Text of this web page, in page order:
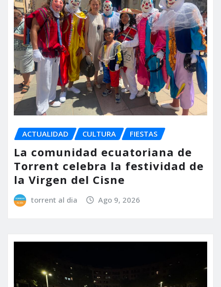
ACTUALIDAD CULTURA FIESTAS
La comunidad ecuatoriana de
Torrent celebra la festividad de
la Virgen del Cisne
torrent al dia Ago 9, 2026